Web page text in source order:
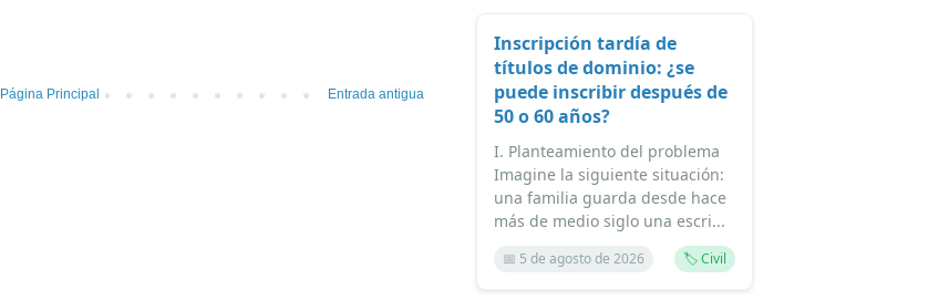
Entrada antigua
Página Principal
Inscripción tardía de
títulos de dominio: ¿se
puede inscribir después de
50 o 60 años?
I. Planteamiento del problema
Imagine la siguiente situación:
una familia guarda desde hace
más de medio siglo una escri...
📅 5 de agosto de 2026 🏷️ Civil